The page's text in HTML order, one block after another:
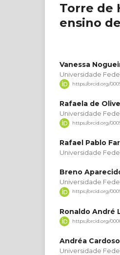
Torre de
ensino
Vanessa
Universidade
https://orcid.org/
Rafaela de
Universidade
https://orcid.org/
Rafael Pablo
Universidade
Breno
Universidade
https://orcid.org/
Ronaldo André
https://orcid.org/
Andréa Cardoso
Universidade